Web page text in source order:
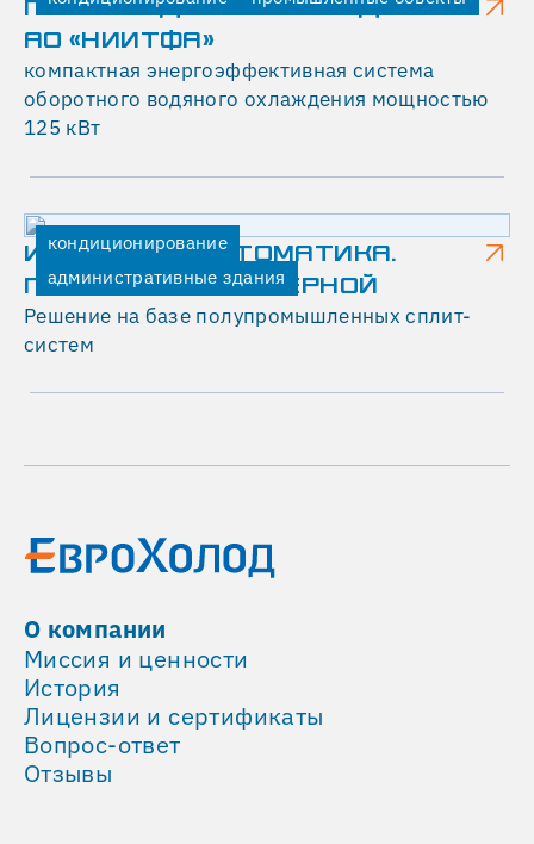
ПРОИЗВОДСТВЕННОЕ ЗДАНИЕ
АО «НИИТФА»
компактная энергоэффективная система
оборотного водяного охлаждения мощностью
125 кВт
кондиционирование
административные здания
ИНВЕСТГАЗАВТОМАТИКА.
ПОМЕЩЕНИЕ СЕРВЕРНОЙ
Решение на базе полупромышленных сплит-
систем
строгим
европейским
стандартам
В
корпорация
Tegola
рассматривала
только
компании,
большой
лицензию
МЧС,
в
СРО
по
проектированию
и
строительству.
О компании
Миссия и ценности
История
Лицензии и сертификаты
Вопрос-ответ
Отзывы